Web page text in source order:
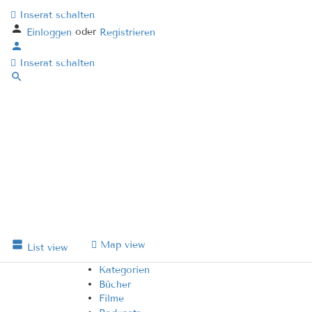
Inserat schalten
Einloggen oder Registrieren
Inserat schalten
List view Map view
Kategorien
Bücher
Filme